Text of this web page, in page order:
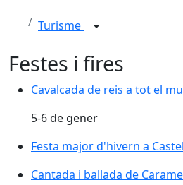
Turisme
Festes i fires
Cavalcada de reis a tot el
5-6 de gener
Festa major d'hivern a
Cantada i ballada de